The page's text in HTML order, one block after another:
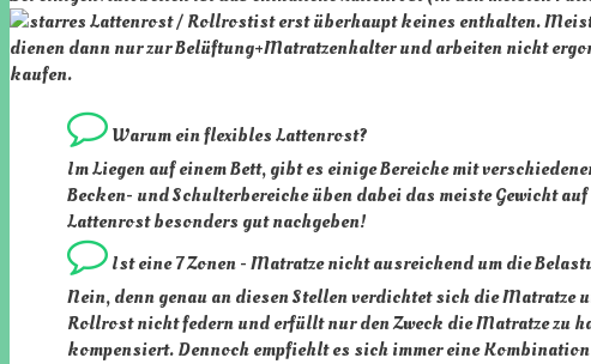
ist erst überhaupt keines enthalten.
dienen dann nur zur Belüftung+Matratzenhalter und arbeiten nicht
kaufen.
Warum ein flexibles Lattenrost?
Im Liegen auf einem Bett, gibt es einige Bereiche mit
Becken- und Schulterbereiche üben dabei das meiste Gewicht
Lattenrost besonders gut nachgeben!
Ist eine 7 Zonen - Matratze nicht ausreichend um die
Nein, denn genau an diesen Stellen verdichtet sich die
Rollrost nicht federn und erfüllt nur den Zweck die Matratze zu
kompensiert. Dennoch empfiehlt es sich immer eine